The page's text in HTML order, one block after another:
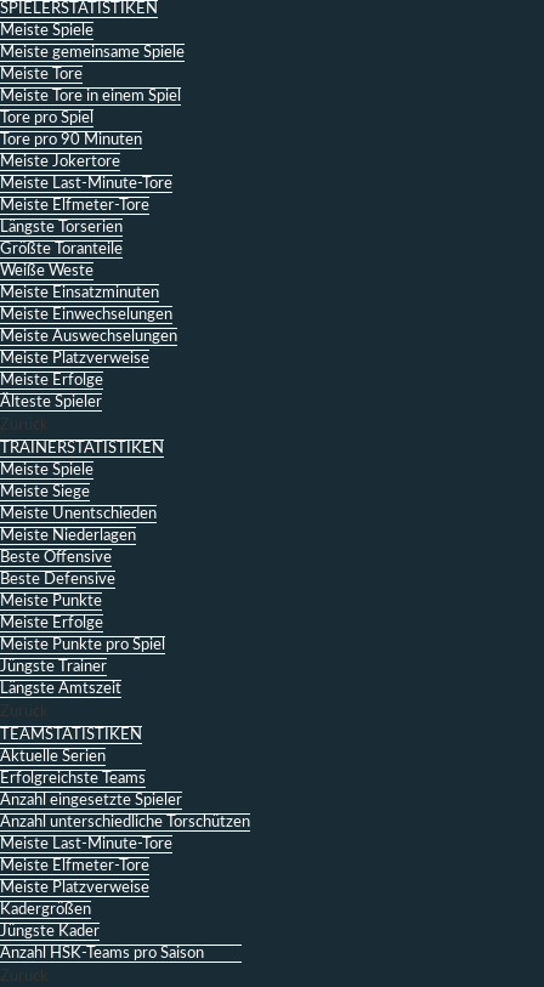
SPIELERSTATISTIKEN
Meiste Spiele
Meiste gemeinsame Spiele
Meiste Tore
Meiste Tore in einem Spiel
Tore pro Spiel
Tore pro 90 Minuten
Meiste Jokertore
Meiste Last-Minute-Tore
Meiste Elfmeter-Tore
Längste Torserien
Größte Toranteile
Weiße Weste
Meiste Einsatzminuten
Meiste Einwechselungen
Meiste Auswechselungen
Meiste Platzverweise
Meiste Erfolge
Älteste Spieler
Zurück
TRAINERSTATISTIKEN
Meiste Spiele
Meiste Siege
Meiste Unentschieden
Meiste Niederlagen
Beste Offensive
Beste Defensive
Meiste Punkte
Meiste Erfolge
Meiste Punkte pro Spiel
Jüngste Trainer
Längste Amtszeit
Zurück
TEAMSTATISTIKEN
Aktuelle Serien
Erfolgreichste Teams
Anzahl eingesetzte Spieler
Anzahl unterschiedliche Torschützen
Meiste Last-Minute-Tore
Meiste Elfmeter-Tore
Meiste Platzverweise
Kadergrößen
Jüngste Kader
Anzahl HSK-Teams pro Saison
Zurück